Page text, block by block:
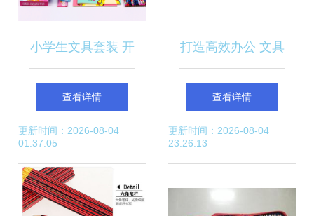
小学生文具套装 开
启智慧与快乐的礼
物选择
查看详情
更新时间：2026-08-04
01:37:05
打造高效办公 文具
用品批发全攻略
查看详情
更新时间：2026-08-04
23:26:13